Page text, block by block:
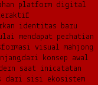
platform digital
identitas baru
mendapat perhatian
visual mahjong
dari konsep awal
saat inicatatan
dari sisi ekosistem